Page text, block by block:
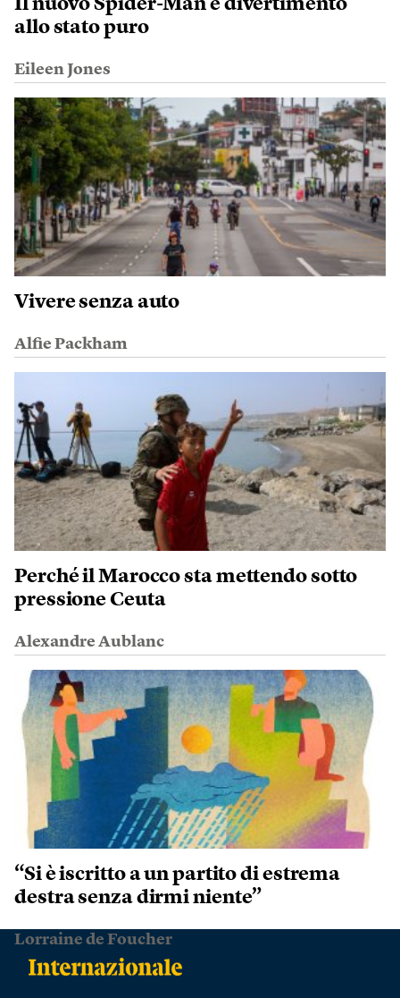
Il nuovo Spider-Man è divertimento
allo stato puro
Eileen Jones
Vivere senza auto
Alfie Packham
Perché il Marocco sta mettendo sotto
pressione Ceuta
Alexandre Aublanc
“Si è iscritto a un partito di estrema
destra senza dirmi niente”
Lorraine de Foucher